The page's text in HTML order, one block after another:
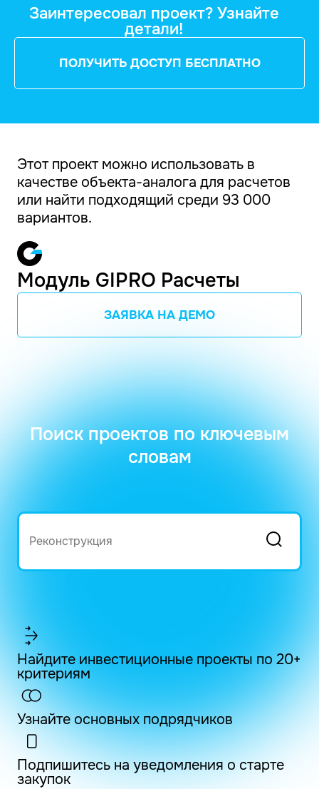
Заинтересовал проект? Узнайте
детали!
ПОЛУЧИТЬ ДОСТУП БЕСПЛАТНО
Этот проект можно использовать в
качестве объекта-аналога для расчетов
или найти подходящий среди 93 000
вариантов.
Модуль GIPRO Расчеты
ЗАЯВКА НА ДЕМО
Поиск проектов по ключевым
словам
Найдите инвестиционные проекты по 20+
критериям
Узнайте основных подрядчиков
Подпишитесь на уведомления о старте
закупок